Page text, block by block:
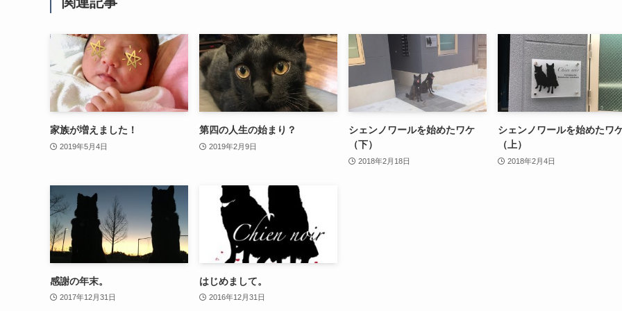
家族が増えました！
2019年5月4日
第四の人生の始まり？
2019年2月9日
シェンノワールを始めたワケ
（下）
2018年2月18日
シェンノワールを始めたワ
（上）
2018年2月4日
感謝の年末。
2017年12月31日
はじめまして。
2016年12月31日